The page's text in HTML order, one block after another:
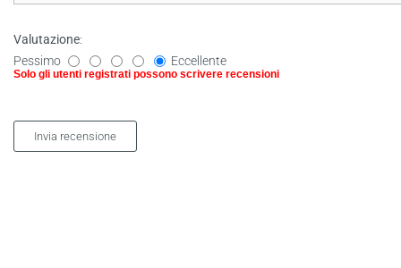
Solo gli utenti registrati possono scrivere recensioni
Valutazione:
Pessimo
Eccellente